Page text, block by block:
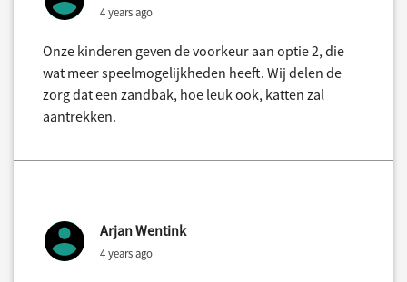
4 years ago
Onze kinderen geven de voorkeur aan optie 2, die
wat meer speelmogelijkheden heeft. Wij delen de
zorg dat een zandbak, hoe leuk ook, katten zal
aantrekken.
Arjan Wentink
4 years ago